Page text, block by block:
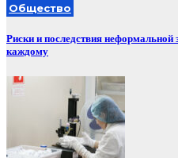
Общество
Риски и последствия неформальной
каждому